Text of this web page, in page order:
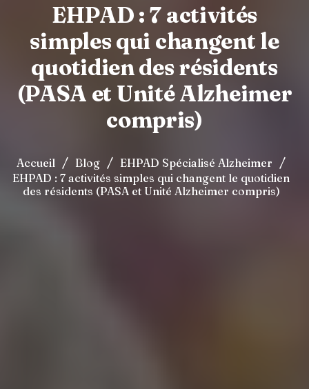
EHPAD : 7 activités
simples qui changent le
quotidien des résidents
(PASA et Unité Alzheimer
compris)
Accueil / Blog / EHPAD Spécialisé Alzheimer /
EHPAD : 7 activités simples qui changent le quotidien
des résidents (PASA et Unité Alzheimer compris)